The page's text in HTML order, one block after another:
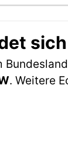
Bundesland
. Weitere